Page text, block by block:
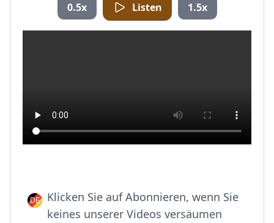
0.5x Listen 1.5x
Klicken Sie auf Abonnieren, wenn Sie
keines unserer Videos versäumen